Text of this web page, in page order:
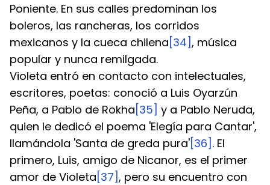
Poniente. En sus calles predominan los
boleros, las rancheras, los corridos
mexicanos y la cueca chilena [34], música
popular y nunca remilgada.
Violeta entró en contacto con intelectuales,
escritores, poetas: conoció a Luis Oyarzún
Peña, a Pablo de Rokha [35] y a Pablo Neruda,
quien le dedicó el poema 'Elegía para Cantar',
llamándola 'Santa de greda pura'[36] . El
primero, Luis, amigo de Nicanor, es el primer
amor de Violeta [37], pero su encuentro con